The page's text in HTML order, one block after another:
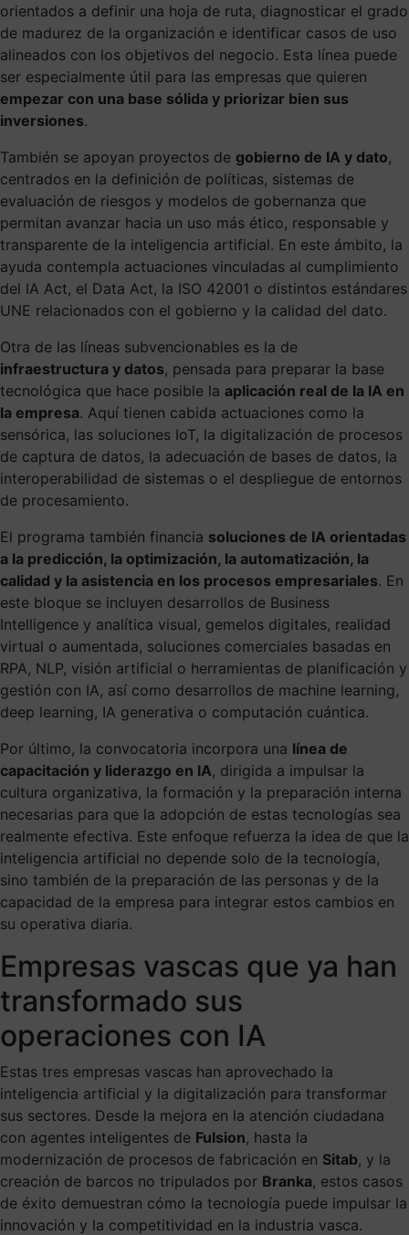
orientados a definir una hoja de ruta, diagnosticar el grado
de madurez de la organización e identificar casos de uso
alineados con los objetivos del negocio. Esta línea puede
ser especialmente útil para las empresas que quieren
empezar con una base sólida y priorizar bien sus
inversiones.
También se apoyan proyectos de gobierno de IA y dato,
centrados en la definición de políticas, sistemas de
evaluación de riesgos y modelos de gobernanza que
permitan avanzar hacia un uso más ético, responsable y
transparente de la inteligencia artificial. En este ámbito, la
ayuda contempla actuaciones vinculadas al cumplimiento
del IA Act, el Data Act, la ISO 42001 o distintos estándares
UNE relacionados con el gobierno y la calidad del dato.
Otra de las líneas subvencionables es la de
infraestructura y datos, pensada para preparar la base
tecnológica que hace posible la aplicación real de la IA en
la empresa. Aquí tienen cabida actuaciones como la
sensórica, las soluciones IoT, la digitalización de procesos
de captura de datos, la adecuación de bases de datos, la
interoperabilidad de sistemas o el despliegue de entornos
de procesamiento.
El programa también financia soluciones de IA orientadas
a la predicción, la optimización, la automatización, la
calidad y la asistencia en los procesos empresariales. En
este bloque se incluyen desarrollos de Business
Intelligence y analítica visual, gemelos digitales, realidad
virtual o aumentada, soluciones comerciales basadas en
RPA, NLP, visión artificial o herramientas de planificación y
gestión con IA, así como desarrollos de machine learning,
deep learning, IA generativa o computación cuántica.
Por último, la convocatoria incorpora una línea de
capacitación y liderazgo en IA, dirigida a impulsar la
cultura organizativa, la formación y la preparación interna
necesarias para que la adopción de estas tecnologías sea
realmente efectiva. Este enfoque refuerza la idea de que la
inteligencia artificial no depende solo de la tecnología,
sino también de la preparación de las personas y de la
capacidad de la empresa para integrar estos cambios en
su operativa diaria.
Empresas vascas que ya han
transformado sus
operaciones con IA
Estas tres empresas vascas han aprovechado la
inteligencia artificial y la digitalización para transformar
sus sectores. Desde la mejora en la atención ciudadana
con agentes inteligentes de Fulsion, hasta la
modernización de procesos de fabricación en Sitab, y la
creación de barcos no tripulados por Branka, estos casos
de éxito demuestran cómo la tecnología puede impulsar la
innovación y la competitividad en la industria vasca.